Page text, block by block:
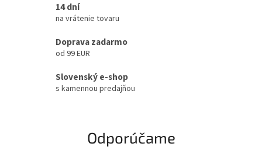
14 dní
na vrátenie tovaru
Doprava zadarmo
od 99 EUR
Slovenský e-shop
s kamennou predajňou
Odporúčame